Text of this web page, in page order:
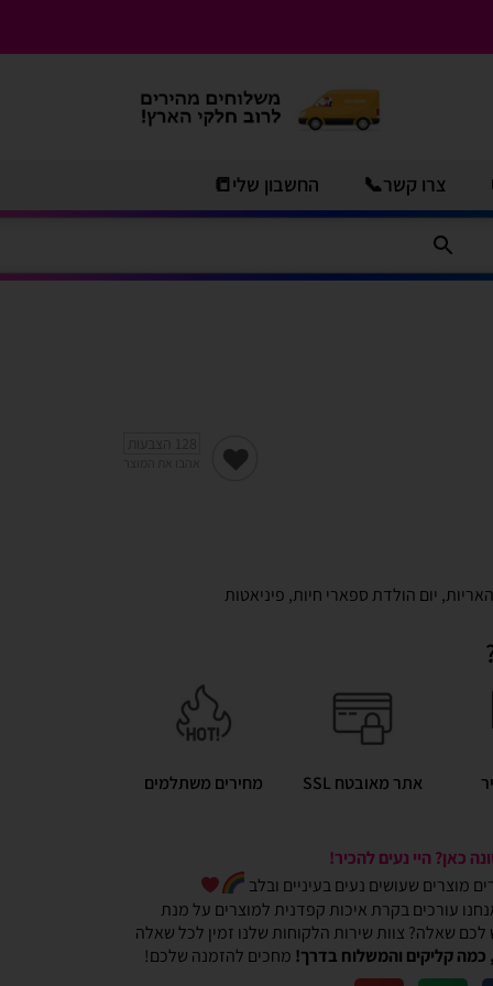
צרו קשר📞 החשבון שלי📒
, יום הולדת ספארי חיות, פיניאטות
אתר מאובטח SSL מחירים משתלמים
כאן? היי נעים להכיר!
מוצרים שעושים נעים בעיניים ובלב
עורכים בקרת איכות קפדנית למוצרים על מנת
לכם שאלה? צוות שירות הלקוחות שלנו זמין לכל שאלה
כמה קליקים והמשלוח בדרך! מחכים להזמנה שלכם!